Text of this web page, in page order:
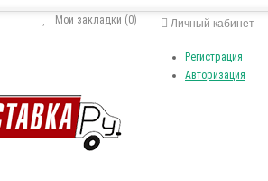
Личный кабинет
Регистрация
Авторизация
Мои закладки (0)